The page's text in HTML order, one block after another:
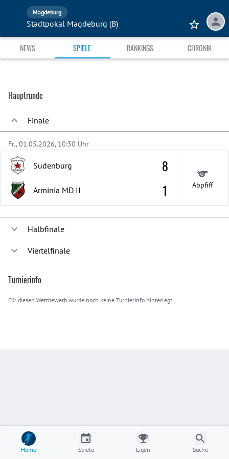
Magdeburg
Stadtpokal Magdeburg (B)
NEWS SPIELE RANKINGS CHRONIK
Hauptrunde
Finale
Fr., 01.05.2026, 10:30 Uhr
Sudenburg
Arminia MD II
8
1
Abpfiff
Halbfinale
Viertelfinale
Turnierinfo
Für diesen Wettbewerb wurde noch keine Turnierinfo hinterlegt.
Home Spiele Ligen Suche